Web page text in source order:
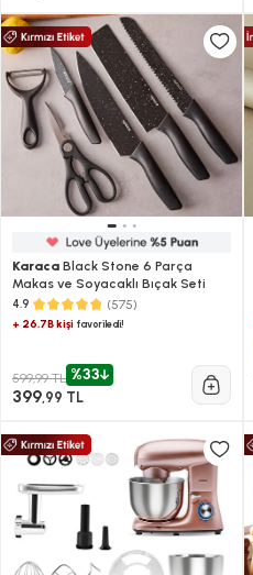
Karaca Black Stone 6 Parça
Makas ve Soyacaklı Bıçak Seti
4.9 (575)
+ 26.7B kişi favoriledi!
599,99 TL %33
399,99 TL